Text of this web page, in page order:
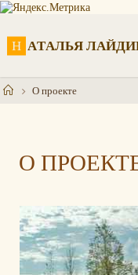
Перейти
Н АТАЛЬЯ ЛАЙДИ
ГлавнаяО проекте
О